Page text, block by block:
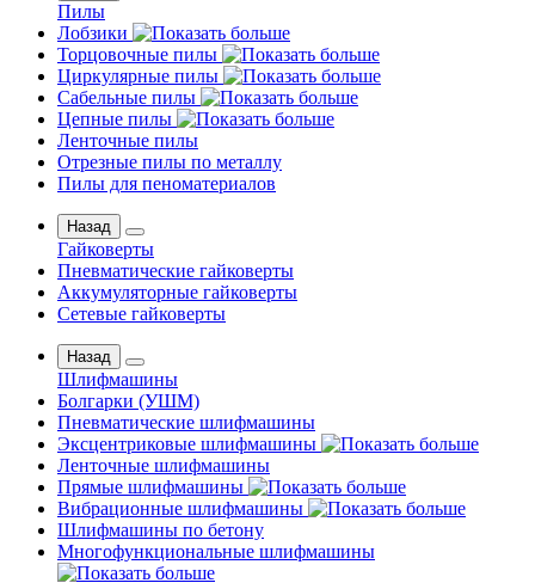
Пилы
Лобзики
Торцовочные пилы
Циркулярные пилы
Сабельные пилы
Цепные пилы
Ленточные пилы
Отрезные пилы по металлу
Пилы для пеноматериалов
Назад
Гайковерты
Пневматические гайковерты
Аккумуляторные гайковерты
Сетевые гайковерты
Назад
Шлифмашины
Бoлгаpки (УШM)
Пневматические шлифмашины
Эксцентриковые шлифмашины
Ленточные шлифмашины
Прямые шлифмашины
Вибрационные шлифмашины
Шлифмашины по бетону
Многофункциональные шлифмашины